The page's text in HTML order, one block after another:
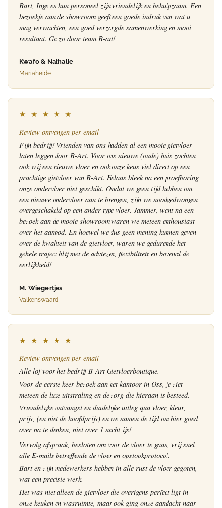
Bart, Inge en hun personeel zijn vriendelijk en behulpzaam. Een
bezoekje aan de showroom geeft een goede indruk van wat u
mag verwachten, een goed verzorgde samenwerking en mooi
resultaat. Ga zo door team B-art!
Kwafo & Nathalie
Mariaheide
★ ★ ★ ★ ★
Review ontvangen per email
Fijn bedrijf! Vrienden van ons hadden al een mooie gietvloer
laten leggen door B-Art. Voor ons nieuwe (oude) huis zochten
ook wij een nieuwe vloer en ook onze keus viel direct op een
prachtige gietvloer van B-Art. Helaas bleek na een proefboring
onze ondervloer niet geschikt. Omdat we geen tijd hebben om
een nieuwe ondervloer aan te brengen, zijn we noodgedwongen
overgeschakeld op een ander type vloer. Jammer, want na een
bezoek aan de mooie showroom waren we meteen enthousiast
over het aanbod. En hoewel we dus geen mening kunnen geven
over de kwaliteit van de gietvloer, waren we gedurende het
gehele traject blij met de adviezen, flexibiliteit en bovenal de
eerlijkheid!
M. Wiegertjes
Valkenswaard
★ ★ ★ ★ ★
Review ontvangen per email
Alle lof voor het bedrijf B-Art Gietvloerboutique.
Voor de eerste keer bezoek aan het kantoor in Oss, je ziet
meteen de luxe uitstraling en de zorg die hieraan is besteed.
Vriendelijke ontvangst en duidelijke uitleg qua vloer, kleur,
prijs, (en niet de hoofdprijs) en we namen de tijd om hier goed
over na te denken, niet over 1 nacht ijs!
Vervolg afspraak, besloten om voor de vloer te gaan, vrij snel
alle E-mails betreffende de vloer en opstookprotocol.
Bart en zijn medewerkers hebben in alle rust de vloer gegoten,
wat een precisie werk.
Het was niet alleen de gietvloer die overigens perfect ligt in
onze keuken en wasruimte, maar ook ging onze aandacht naar